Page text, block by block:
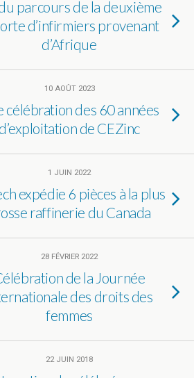
parcours de la deuxième
d’infirmiers provenant
d’Afrique
10 AOÛT 2023
célébration des 60 années
d’exploitation de CEZinc
1 JUIN 2022
expédie 6 pièces à la plus
raffinerie du Canada
28 FÉVRIER 2022
de la Journée
des droits des
femmes
22 JUIN 2018